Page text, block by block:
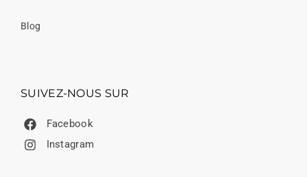
Blog
SUIVEZ-NOUS SUR
Facebook
Instagram